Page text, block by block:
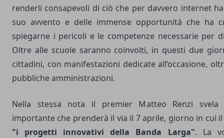
renderli consapevoli di ciò che per davvero internet
suo avvento e delle immense opportunità che ha
spiegarne i pericoli e le competenze necessarie per
Oltre alle scuole saranno coinvolti, in questi due
cittadini, con manifestazioni dedicate all’occasione,
pubbliche amministrazioni.
Nella stessa nota il premier Matteo Renzi
importante che prenderà il via il 7 aprile, giorno in cui
"i progetti innovativi della Banda Larga". La